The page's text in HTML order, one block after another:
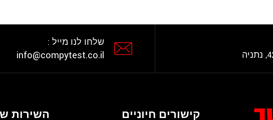
שלחו לנו מייל :
info@compytest.co.il
קישורים חיוניים השירות